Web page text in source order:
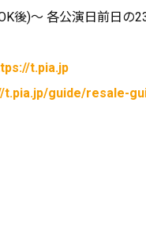
後)～ 各公演日前日の
t.pia.jp
t.pia.jp/guide/resale-